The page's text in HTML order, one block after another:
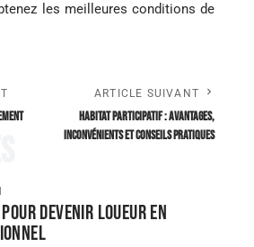
les meilleures conditions de
ARTICLE SUIVANT
Habitat participatif : avantages,
inconvénients et conseils pratiques
devenir loueur en